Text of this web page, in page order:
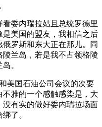
委内瑞拉姑且总统罗德里
美国的盟友，我相信之后
罗斯和东大正在那儿。同
兰岛，若是我不占领格陵
。
国石油公司会议的次要
雅的一个感触感染是，大
有实的做好委内瑞拉场面
了。